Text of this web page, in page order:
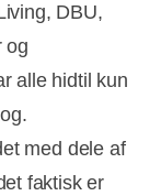
DBU,
og
alle hidtil kun
med dele af
faktisk er